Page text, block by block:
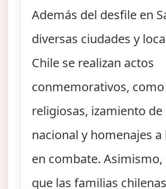
Además del desfile en
diversas ciudades y
Chile se realizan actos
conmemorativos,
religiosas, izamiento de
nacional y homenajes a
en combate. Asimismo,
que las familias